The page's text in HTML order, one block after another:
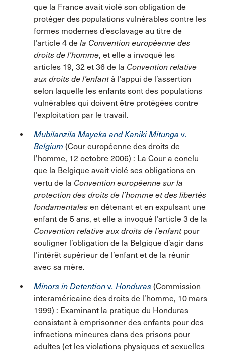
que la France avait violé son obligation de
protéger des populations vulnérables contre les
formes modernes d’esclavage au titre de
l’article 4 de la Convention européenne des
droits de l’homme, et elle a invoqué les
articles 19, 32 et 36 de la Convention relative
aux droits de l’enfantà l’appui de l’assertion
selon laquelle les enfants sont des populations
vulnérables qui doivent être protégées contre
l’exploitation par le travail.
Mubilanzila Mayeka and Kaniki Mitunga v.
Belgium (Cour européenne des droits de
l'homme, 12 octobre 2006) : La Cour a conclu
que la Belgique avait violé ses obligations en
vertu de la Convention européenne sur la
protection des droits de l’homme et des libertés
fondamentales en détenant et en expulsant une
enfant de 5 ans, et elle a invoqué l’article 3 de la
Convention relative aux droits de l’enfantpour
souligner l’obligation de la Belgique d’agir dans
l’intérêt supérieur de l’enfant et de la réunir
avec sa mère.
Minors in Detention v. Honduras (Commission
interaméricaine des droits de l’homme, 10 mars
1999) : Examinant la pratique du Honduras
consistant à emprisonner des enfants pour des
infractions mineures dans des prisons pour
adultes (et les violations physiques et sexuelles